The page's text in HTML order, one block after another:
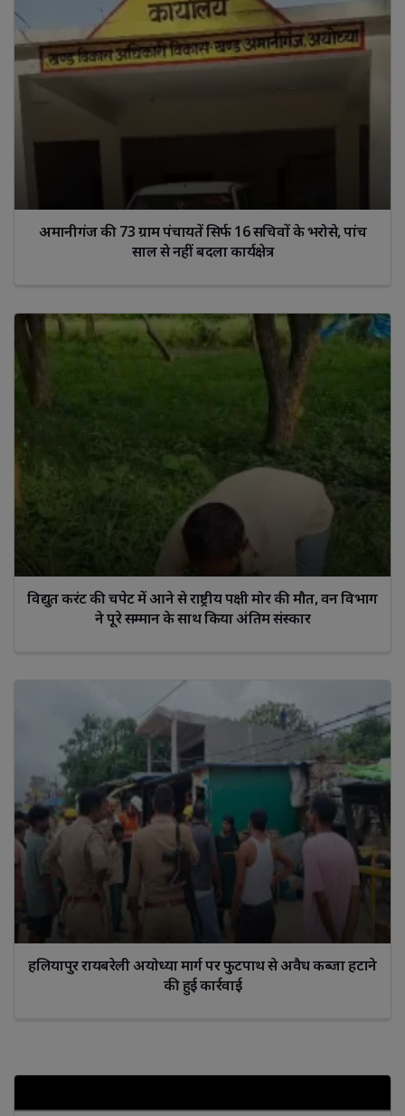
अमानीगंज की 73 ग्राम पंचायतें सिर्फ 16 सचिवों के भरोसे, पांच
साल से नहीं बदला कार्यक्षेत्र
विद्युत करंट की चपेट में आने से राष्ट्रीय पक्षी मोर की मौत, वन विभाग
ने पूरे सम्मान के साथ किया अंतिम संस्कार
हलियापुर रायबरेली अयोध्या मार्ग पर फुटपाथ से अवैध कब्जा हटाने
की हुई कार्रवाई